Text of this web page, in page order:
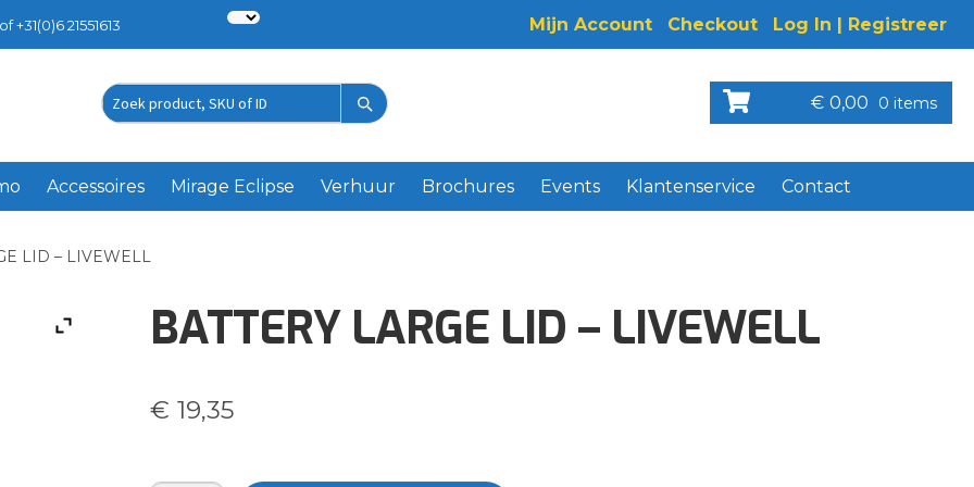
+31(0)6 21551613 Mijn Account Checkout Log In | Registreer
Zoek
€ 0,00 0 items
Accessoires Mirage Eclipse Verhuur Brochures Events Klantenservice Contact
LID – LIVEWELL
BATTERY LARGE LID – LIVEWELL
€ 19,35